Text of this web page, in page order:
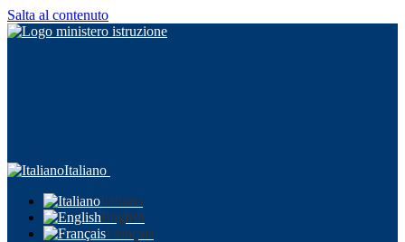
Salta al contenuto
Italiano
Italiano
English
Français